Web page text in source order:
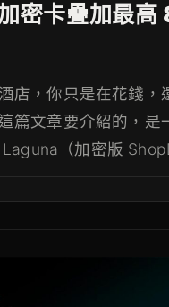
密卡疊加最高
店，你只是在花錢，
篇文章要介紹的，是
（加密版